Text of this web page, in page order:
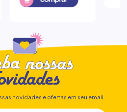
novidades e ofertas em seu email